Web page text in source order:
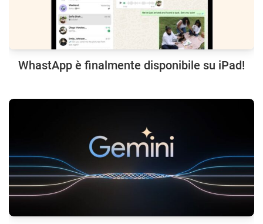
WhastApp è finalmente disponibile su iPad!